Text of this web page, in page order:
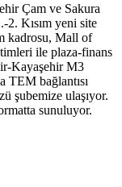
Çam ve Sakura
2. Kısım yeni site
kadrosu, Mall of
ile plaza-finans
Kayaşehir M3
TEM bağlantısı
şubemize ulaşıyor.
sunuluyor.